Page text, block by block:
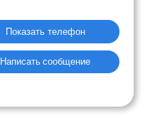
Показать телефон
Написать сообщение